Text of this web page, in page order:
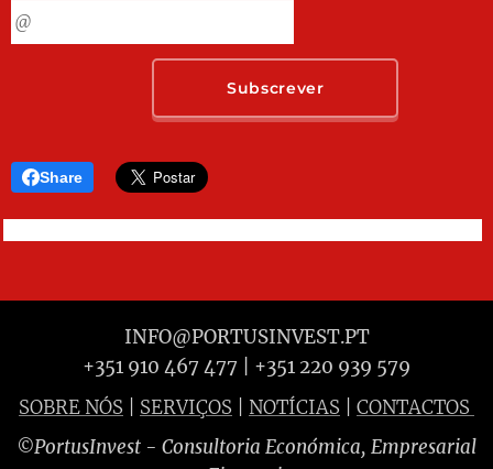
Subscrever
Share
INFO@PORTUSINVEST.PT
+351 910 467 477 | +351 220 939 579
SOBRE NÓS
SERVIÇOS NOTÍCIAS CONTACTOS
©PortusInvest - Consultoria Económica, Empresarial